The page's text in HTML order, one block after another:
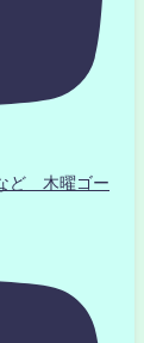
ど 木曜ゴー